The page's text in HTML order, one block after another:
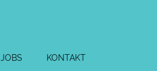
JOBS KONTAKT